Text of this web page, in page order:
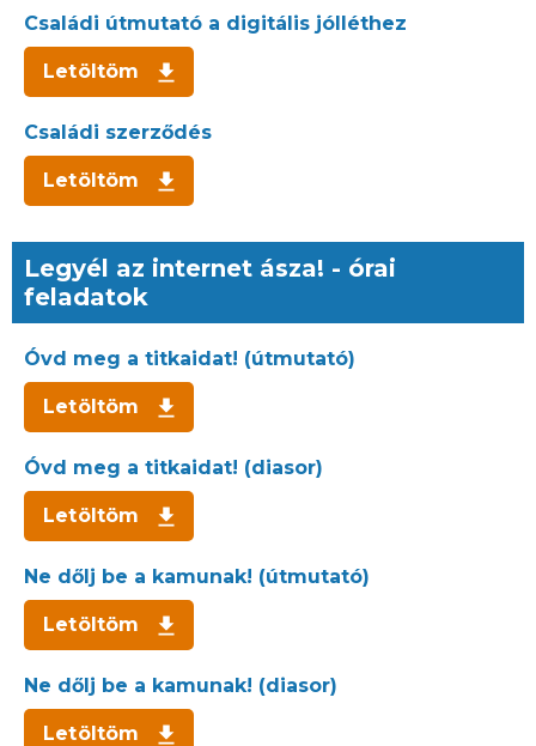
Családi útmutató a digitális jólléthez
Letöltöm
Családi szerződés
Letöltöm
Legyél az internet ásza! - órai
feladatok
Óvd meg a titkaidat! (útmutató)
Letöltöm
Óvd meg a titkaidat! (diasor)
Letöltöm
Ne dőlj be a kamunak! (útmutató)
Letöltöm
Ne dőlj be a kamunak! (diasor)
Letöltöm